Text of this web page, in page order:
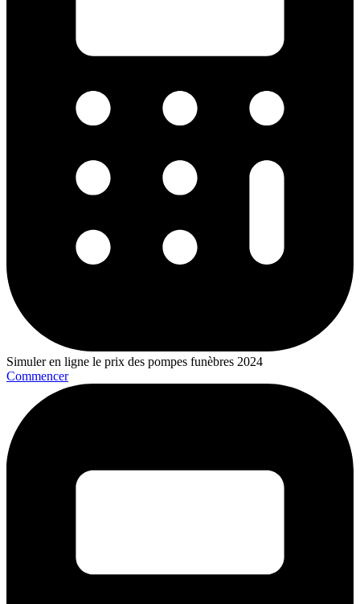
Simuler en ligne le prix des pompes funèbres 2024
Commencer